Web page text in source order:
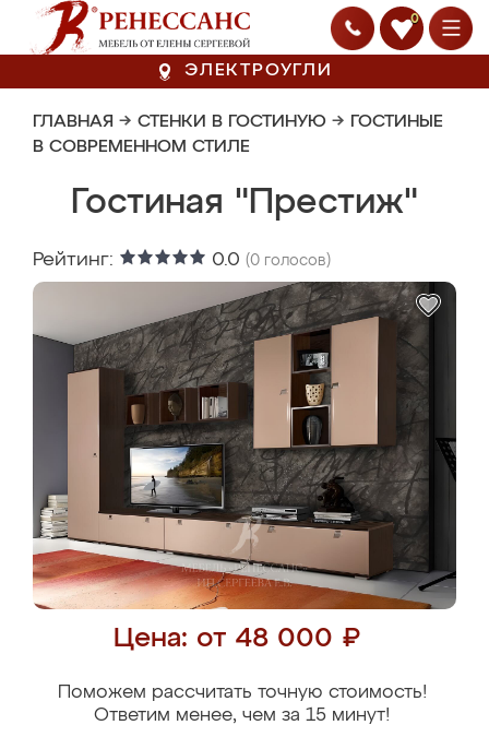
0
ЭЛЕКТРОУГЛИ
ГЛАВНАЯ → СТЕНКИ В ГОСТИНУЮ → ГОСТИНЫЕ
В СОВРЕМЕННОМ СТИЛЕ
Гостиная "Престиж"
Рейтинг: 0.0 (0 голосов)
Цена: от 48 000 ₽
Поможем рассчитать точную стоимость!
Ответим менее, чем за 15 минут!